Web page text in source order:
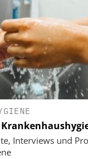
Interviews und